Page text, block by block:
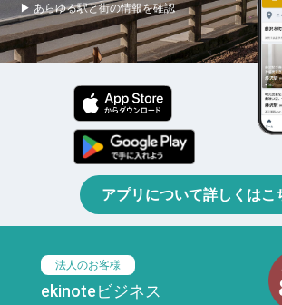
▶ あらゆる駅と街の情報を確認
アプリについて詳しくはこ
法人のお客様
ekinoteビジネス